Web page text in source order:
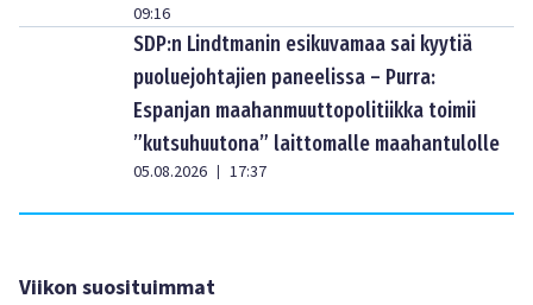
09:16
SDP:n Lindtmanin esikuvamaa sai kyytiä
puoluejohtajien paneelissa – Purra:
Espanjan maahanmuuttopolitiikka toimii
”kutsuhuutona” laittomalle maahantulolle
05.08.2026 | 17:37
Viikon suosituimmat